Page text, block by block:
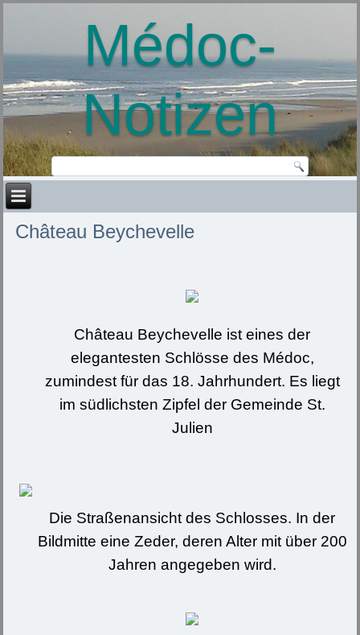
Médoc-
Notizen
Château Beychevelle
Château Beychevelle ist eines der
elegantesten Schlösse des Médoc,
zumindest für das 18. Jahrhundert. Es liegt
im südlichsten Zipfel der Gemeinde St.
Julien
Die Straßenansicht des Schlosses. In der
Bildmitte eine Zeder, deren Alter mit über 200
Jahren angegeben wird.